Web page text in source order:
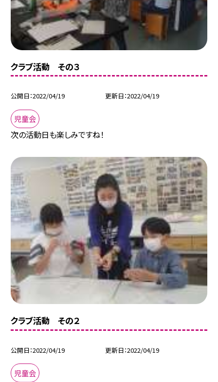
クラブ活動 その３
公開日 2022/04/19 更新日 2022/04/19
児童会
次の活動日も楽しみですね！
クラブ活動 その２
公開日 2022/04/19 更新日 2022/04/19
児童会